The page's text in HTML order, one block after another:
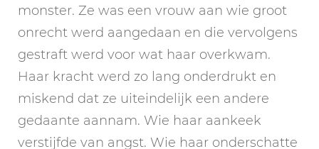
monster. Ze was een vrouw aan wie groot
onrecht werd aangedaan en die vervolgens
gestraft werd voor wat haar overkwam.
Haar kracht werd zo lang onderdrukt en
miskend dat ze uiteindelijk een andere
gedaante aannam. Wie haar aankeek
verstijfde van angst. Wie haar onderschatte